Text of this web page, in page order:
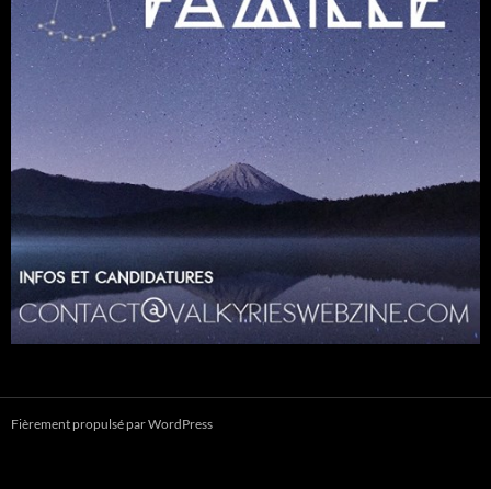
Fièrement propulsé par WordPress